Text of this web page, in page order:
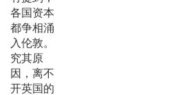
各国资本
都争相涌
入伦敦。
究其原
因，离不
开英国的